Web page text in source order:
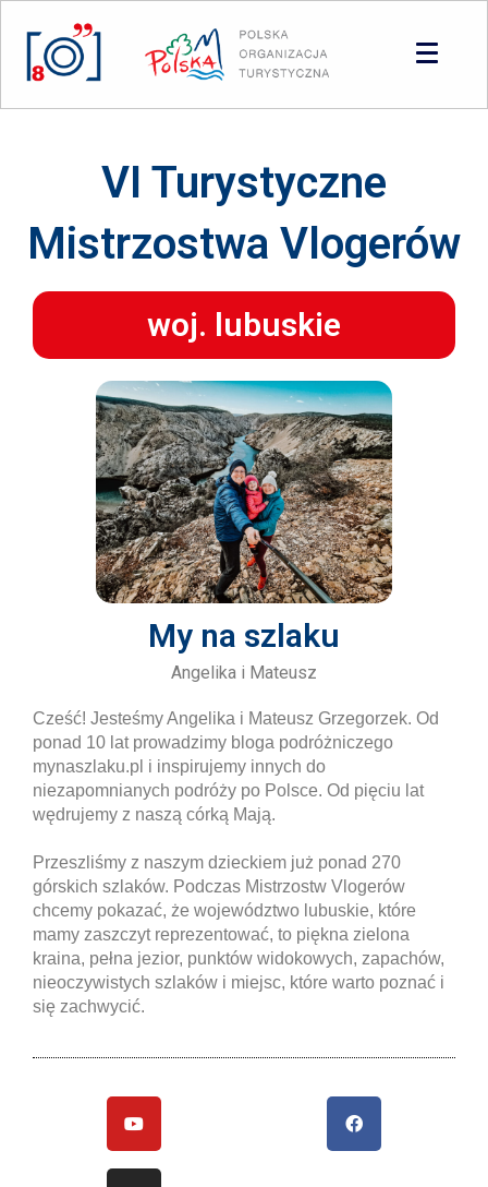
VI Turystyczne
Mistrzostwa Vlogerów
woj. lubuskie
My na szlaku
Angelika i Mateusz
Cześć! Jesteśmy Angelika i Mateusz Grzegorzek. Od
ponad 10 lat prowadzimy bloga podróżniczego
mynaszlaku.pl i inspirujemy innych do
niezapomnianych podróży po Polsce. Od pięciu lat
wędrujemy z naszą córką Mają.
Przeszliśmy z naszym dzieckiem już ponad 270
górskich szlaków. Podczas Mistrzostw Vlogerów
chcemy pokazać, że województwo lubuskie, które
mamy zaszczyt reprezentować, to piękna zielona
kraina, pełna jezior, punktów widokowych, zapachów,
nieoczywistych szlaków i miejsc, które warto poznać i
się zachwycić.